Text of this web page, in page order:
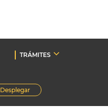
TRÁMITES
Desplegar